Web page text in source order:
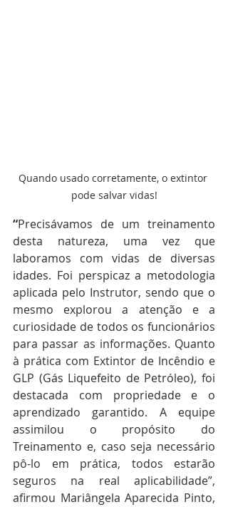
Quando usado corretamente, o extintor
pode salvar vidas!
“Precisávamos de um treinamento
desta natureza, uma vez que
laboramos com vidas de diversas
idades. Foi perspicaz a metodologia
aplicada pelo Instrutor, sendo que o
mesmo explorou a atenção e a
curiosidade de todos os funcionários
para passar as informações. Quanto
à prática com Extintor de Incêndio e
GLP (Gás Liquefeito de Petróleo), foi
destacada com propriedade e o
aprendizado garantido. A equipe
assimilou o propósito do
Treinamento e, caso seja necessário
pô-lo em prática, todos estarão
seguros na real aplicabilidade”,
afirmou Mariângela Aparecida Pinto,